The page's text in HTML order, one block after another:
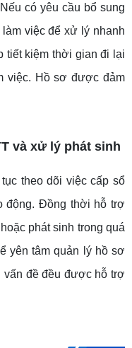
có yêu cầu bổ sung
việc để xử lý nhanh
tiết kiệm thời gian đi lại
việc. Hồ sơ được đảm
và xử lý phát sinh
theo dõi việc cấp sổ
động. Đồng thời hỗ trợ
phát sinh trong quá
yên tâm quản lý hồ sơ
vấn đề đều được hỗ trợ